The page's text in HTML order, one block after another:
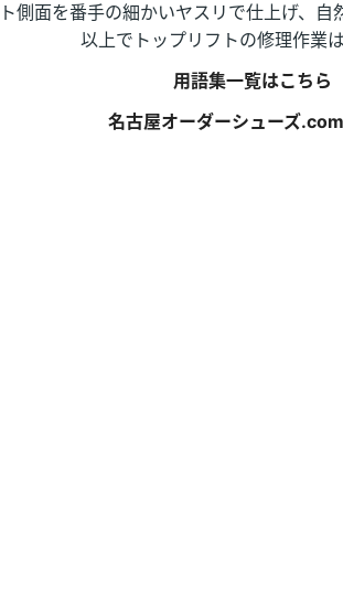
側面を番手の細かいヤスリで仕上げ、自
以上でトップリフトの修理作業は
用語集一覧はこちら
名古屋オーダーシューズ